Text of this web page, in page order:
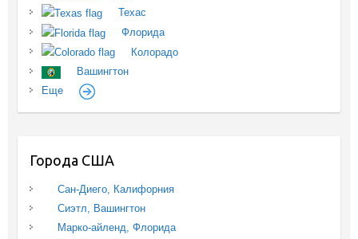
Техас
Флорида
Колорадо
Вашингтон
Еще
Города США
Сан-Диего, Калифорния
Сиэтл, Вашингтон
Марко-айленд, Флорида